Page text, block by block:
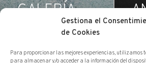
Gestiona el
de Cookies
Para proporcionar las mejores experiencias, utilizamos
para almacenar y/o acceder a la información del
GALERÍA